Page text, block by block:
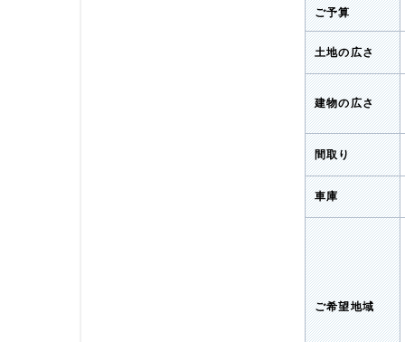
ご予算
土地の広さ
建物の広さ
間取り
車庫
ご希望地域